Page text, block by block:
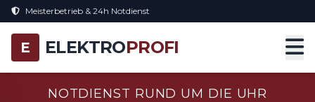
Meisterbetrieb & 24h Notdienst
E ELEKTROPROFI
NOTDIENST RUND UM DIE UHR